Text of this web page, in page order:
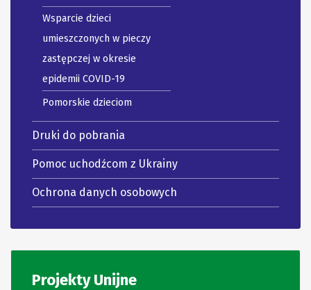
Wsparcie dzieci
umieszczonych w pieczy
zastępczej w okresie
epidemii COVID-19
Pomorskie dzieciom
Druki do pobrania
Pomoc uchodźcom z Ukrainy
Ochrona danych osobowych
Projekty Unijne